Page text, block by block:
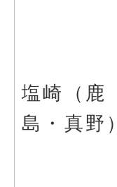
塩崎（鹿
島・真野）